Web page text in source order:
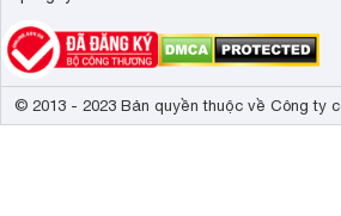
© 2013 - 2023 Bản quyền thuộc về Công ty